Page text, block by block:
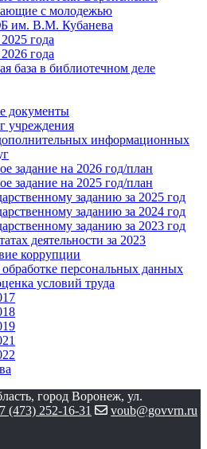
с молодежью
им. В.М. Кубанева
года
года
база в библиотечном деле
документы
учреждения
информационных
задание на 2026 год/план
задание на 2025 год/план
заданию за 2025 год
заданию за 2024 год
заданию за 2023 год
деятельности за 2023
коррупции
персональных данных
условий труда
город Воронеж, ул.
(473) 252-16-31 voub@govvrn.ru